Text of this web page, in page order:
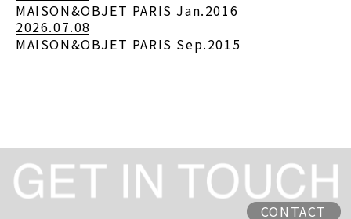
MAISON&OBJET PARIS Jan.2016
2026.07.08
MAISON&OBJET PARIS Sep.2015
CONTACT